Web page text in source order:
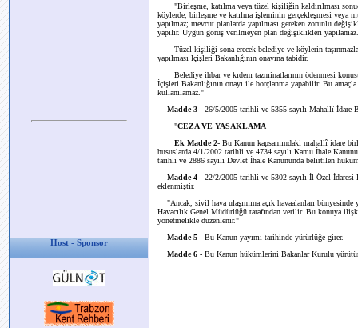
Host - Sponsor
"Birleşme, katılma veya tüzel kişiliğin kaldırılması
köylerde, birleşme ve katılma işleminin gerçekleşmesi veya
yapılmaz; mevcut planlarda yapılması gereken zorunlu
yapılır. Uygun görüş verilmeyen plan değişiklikleri yapılamaz.
Tüzel kişiliği sona erecek belediye ve köylerin
yapılması İçişleri Bakanlığının onayına tabidir.
Belediye ihbar ve kıdem tazminatlarının ödenmesi
İçişleri Bakanlığının onayı ile borçlanma yapabilir. Bu
kullanılamaz."
Madde 3 - 26/5/2005 tarihli ve 5355 sayılı Mahallî İdare
"CEZA VE YASAKLAMA
Ek Madde 2- Bu Kanun kapsamındaki mahallî idare
hususlarda 4/1/2002 tarihli ve 4734 sayılı Kamu İhale
tarihli ve 2886 sayılı Devlet İhale Kanununda belirtilen
Madde 4 - 22/2/2005 tarihli ve 5302 sayılı İl Özel İdaresi
eklenmiştir.
"Ancak, sivil hava ulaşımına açık havaalanları
Havacılık Genel Müdürlüğü tarafından verilir. Bu konuya
yönetmelikle düzenlenir."
Madde 5 - Bu Kanun yayımı tarihinde yürürlüğe girer.
Madde 6 - Bu Kanun hükümlerini Bakanlar Kurulu